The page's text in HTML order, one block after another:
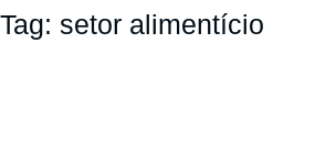
Tag: setor alimentício